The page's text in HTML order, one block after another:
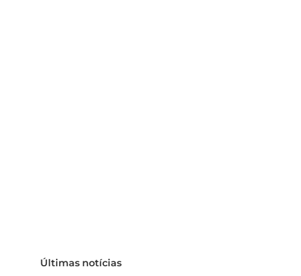
Últimas notícias